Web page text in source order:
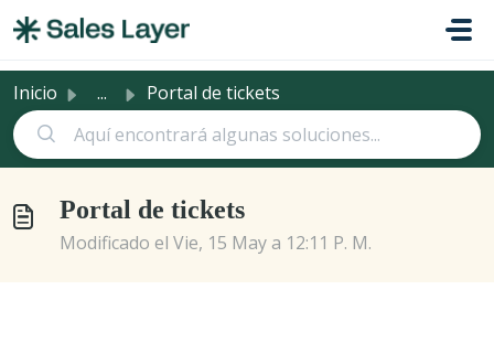
Inicio ... Portal de tickets
Portal de tickets
Modificado el Vie, 15 May a 12:11 P. M.